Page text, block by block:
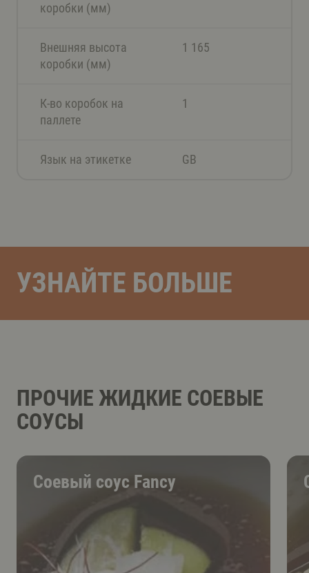
коробки (мм)
Внешняя высота
коробки (мм)
1 165
К-во коробок на
паллете
1
Язык на этикетке GB
УЗНАЙТЕ БОЛЬШЕ
ПРОЧИЕ ЖИДКИЕ СОЕВЫЕ
СОУСЫ
Соевый соус Fancy